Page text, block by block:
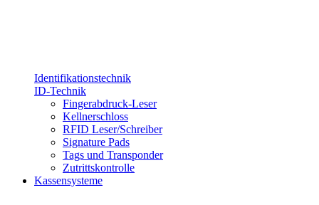
Identifikationstechnik
ID-Technik
Fingerabdruck-Leser
Kellnerschloss
RFID Leser/Schreiber
Signature Pads
Tags und Transponder
Zutrittskontrolle
Kassensysteme